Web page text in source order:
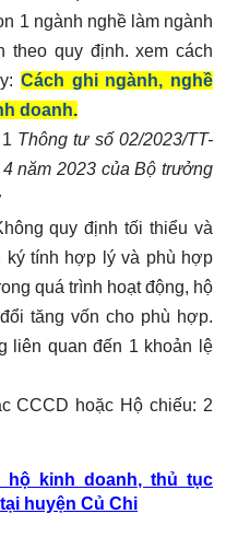
1 ngành nghề làm ngành
theo quy định. xem cách
Cách ghi ngành, nghề
doanh.
Thông tư số 02/2023/TT-
năm 2023 của Bộ trưởng
quy định tối thiểu và
ký tính hợp lý và phù hợp
quá trình hoạt động, hộ
tăng vốn cho phù hợp.
liên quan đến 1 khoản lệ
CCCD hoặc Hộ chiếu: 2
kinh doanh, thủ tục
huyện Củ Chi